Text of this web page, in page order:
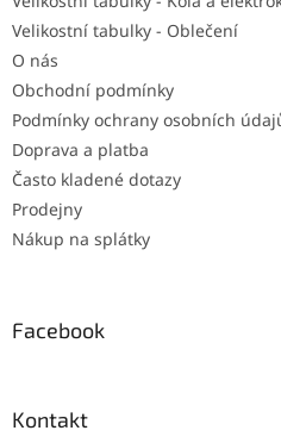
Velikostní tabulky - Oblečení
O nás
Obchodní podmínky
Podmínky ochrany osobních
Doprava a platba
Často kladené dotazy
Prodejny
Nákup na splátky
Facebook
Kontakt